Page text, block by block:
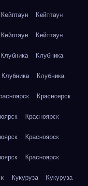
Кейптаун Кейптаун
Кейптаун Кейптаун
Клубника Клубника
Клубника Клубника
Красноярск
Красноярск
Красноярск
Красноярск
Кукуруза Кукуруза